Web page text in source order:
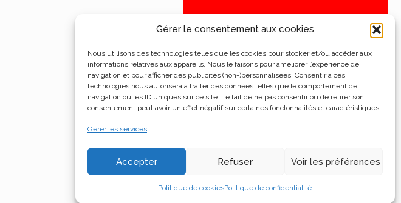
Gérer le consentement aux cookies
Nous utilisons des technologies telles que les cookies pour stocker et/ou accéder aux
informations relatives aux appareils. Nous le faisons pour améliorer l’expérience de
navigation et pour afficher des publicités (non-)personnalisées. Consentir à ces
technologies nous autorisera à traiter des données telles que le comportement de
navigation ou les ID uniques sur ce site. Le fait de ne pas consentir ou de retirer son
consentement peut avoir un effet négatif sur certaines fonctonnalités et caractéristiques.
Gérer les services
Accepter Refuser Voir les préférences
Politique de cookiesPolitique de confidentialité